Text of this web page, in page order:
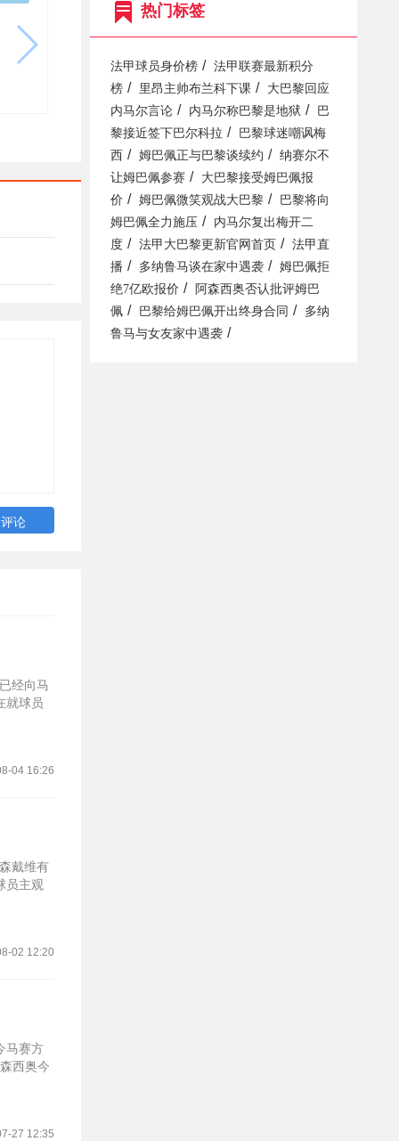
经向马
就球员
04 16:26
戴维有
员主观
02 12:20
马赛方
西奥今
27 12:35
热门标签
法甲球员身价榜 /
法甲联赛最新积分
榜 / 里昂主帅布兰科下课 /
大巴黎回应
内马尔言论 / 内马尔称巴黎是地狱 /
巴
黎接近签下巴尔科拉 /
巴黎球迷嘲讽梅
西 / 姆巴佩正与巴黎谈续约 /
纳赛尔不
让姆巴佩参赛 /
大巴黎接受姆巴佩报
价 / 姆巴佩微笑观战大巴黎 /
巴黎将向
姆巴佩全力施压 /
内马尔复出梅开二
度 / 法甲大巴黎更新官网首页 /
法甲直
播 / 多纳鲁马谈在家中遇袭 /
姆巴佩拒
绝7亿欧报价 /
阿森西奥否认批评姆巴
佩 / 巴黎给姆巴佩开出终身合同 /
多纳
鲁马与女友家中遇袭 /